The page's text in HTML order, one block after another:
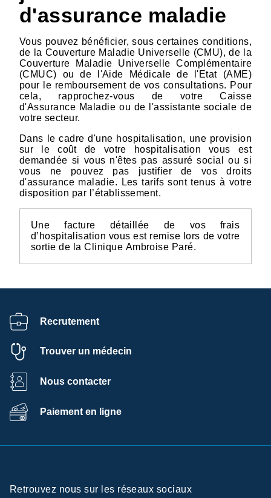
d'assurance maladie
Vous pouvez bénéficier, sous certaines conditions,
de la Couverture Maladie Universelle (CMU), de la
Couverture Maladie Universelle Complémentaire
(CMUC) ou de l'Aide Médicale de l'Etat (AME)
pour le remboursement de vos consultations. Pour
cela, rapprochez-vous de votre Caisse
d'Assurance Maladie ou de l'assistante sociale de
votre secteur.
Dans le cadre d'une hospitalisation, une provision
sur le coût de votre hospitalisation vous est
demandée si vous n'êtes pas assuré social ou si
vous ne pouvez pas justifier de vos droits
d'assurance maladie. Les tarifs sont tenus à votre
disposition par l’établissement.
Une facture détaillée de vos frais
d’hospitalisation vous est remise lors de votre
sortie de la Clinique Ambroise Paré.
Recrutement
Trouver un médecin
Nous contacter
Paiement en ligne
Retrouvez nous sur les réseaux sociaux